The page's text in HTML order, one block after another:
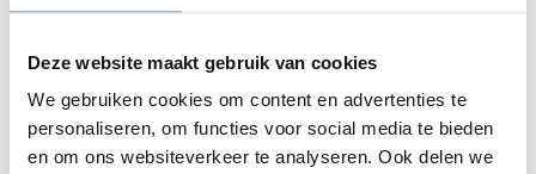
Deze website maakt gebruik van cookies
We gebruiken cookies om content en advertenties te
personaliseren, om functies voor social media te bieden
en om ons websiteverkeer te analyseren. Ook delen we